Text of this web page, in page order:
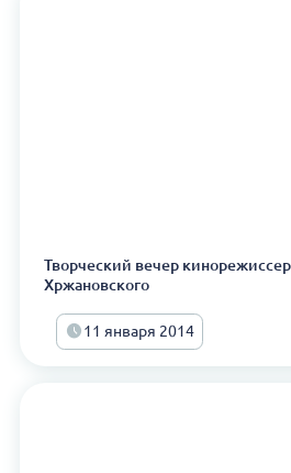
Творческий вечер
Хржановского
11 января 2014